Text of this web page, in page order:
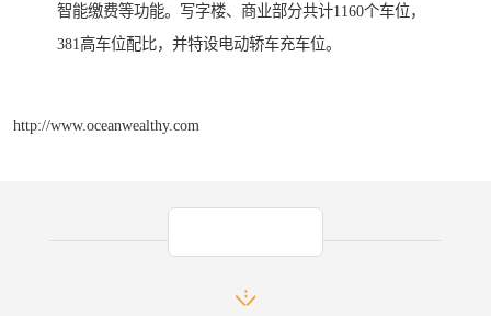
智能缴费等功能。写字楼、商业部分共计1160个车位，
381高车位配比，并特设电动轿车充车位。
http://www.oceanwealthy.com